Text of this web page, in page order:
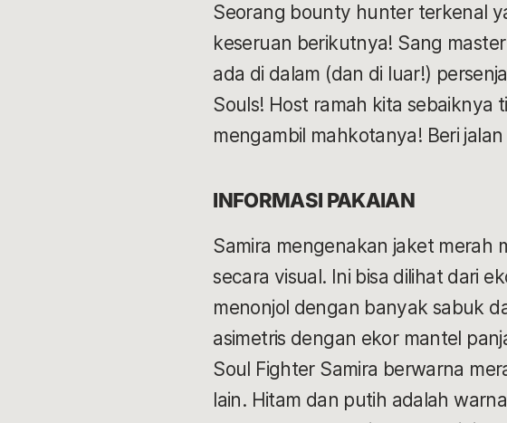
Seorang bounty hunter terkenal
keseruan berikutnya! Sang
ada di dalam (dan di luar!)
Souls! Host ramah kita sebaiknya
mengambil mahkotanya! Beri
INFORMASI PAKAIAN
Samira mengenakan jaket merah
secara visual. Ini bisa dilihat dari
menonjol dengan banyak sabuk
asimetris dengan ekor mantel
Soul Fighter Samira berwarna
lain. Hitam dan putih adalah